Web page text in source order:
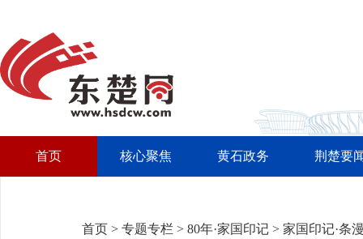
首页 核心聚焦 黄石政务 荆楚要
首页 > 专题专栏 > 80年·家国印记 > 家国印记·条